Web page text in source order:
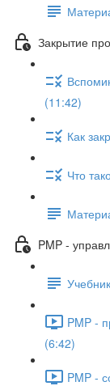
Закрытие
(11:42)
Как
Что
PMP -
PMP -
(6:42)
PMP -